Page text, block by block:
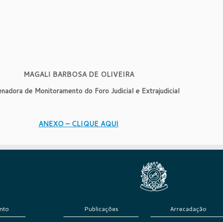
MAGALI BARBOSA DE OLIVEIRA
de Monitoramento do Foro Judicial e Extrajudicial
ANEXO – CLIQUE AQUI
Publicações Arrecadação